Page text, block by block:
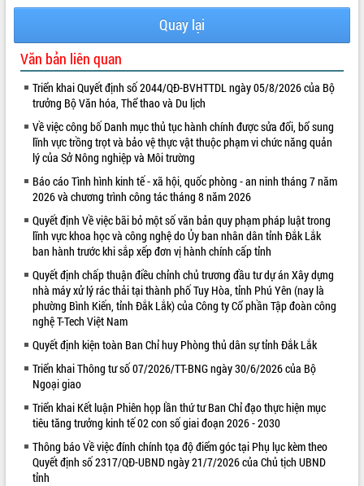
VIDEO
Loading the player...
Trailer Lễ hội Sầu riêng Đắk Lắk năm
2026
Khám bệnh, cấp phát thuốc miễn phí
và tặng quà người dân xã Cư Pui
Hội nghị UBND tỉnh Đắk Lắk thường kỳ
tháng 7/2026
Lễ truy tặng danh hiệu “Bà Mẹ Việt
Nam Anh hùng” và trao Huân chương
Lao động
UBND tỉnh Đắk Lắk triển khai nhiệm
vụ 6 tháng cuối năm 2026
Kỳ họp thứ Hai, Hội đồng nhân dân
tỉnh khóa XI quyết nghị nhiều nội dung
ALBUM ẢNH
Quay lại
Văn bản liên quan
Triển khai Quyết định số 2044/QĐ-BVHTTDL ngày 05/8/2026 của Bộ
trưởng Bộ Văn hóa, Thể thao và Du lịch
Về việc công bố Danh mục thủ tục hành chính được sửa đổi, bổ sung
lĩnh vực trồng trọt và bảo vệ thực vật thuộc phạm vi chức năng quản
lý của Sở Nông nghiệp và Môi trường
Báo cáo Tình hình kinh tế - xã hội, quốc phòng - an ninh tháng 7 năm
2026 và chương trình công tác tháng 8 năm 2026
Quyết định Về việc bãi bỏ một số văn bản quy phạm pháp luật trong
lĩnh vực khoa học và công nghệ do Ủy ban nhân dân tỉnh Đắk Lắk
ban hành trước khi sắp xếp đơn vị hành chính cấp tỉnh
Quyết định chấp thuận điều chỉnh chủ trương đầu tư dự án Xây dựng
nhà máy xử lý rác thải tại thành phố Tuy Hòa, tỉnh Phú Yên (nay là
phường Bình Kiến, tỉnh Đắk Lắk) của Công ty Cổ phần Tập đoàn công
nghệ T-Tech Việt Nam
Quyết định kiện toàn Ban Chỉ huy Phòng thủ dân sự tỉnh Đắk Lắk
Triển khai Thông tư số 07/2026/TT-BNG ngày 30/6/2026 của Bộ
Ngoại giao
Triển khai Kết luận Phiên họp lần thứ tư Ban Chỉ đạo thực hiện mục
tiêu tăng trưởng kinh tế 02 con số giai đoạn 2026 - 2030
Thông báo Về việc đính chính tọa độ điểm góc tại Phụ lục kèm theo
Quyết định số 2317/QĐ-UBND ngày 21/7/2026 của Chủ tịch UBND
tỉnh